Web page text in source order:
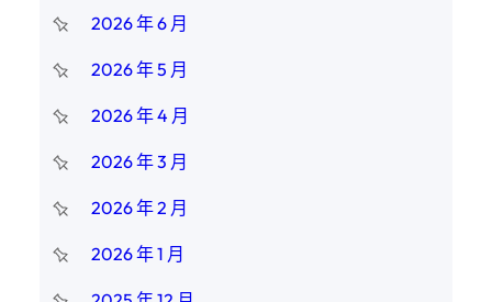
2026 年 6 月
2026 年 5 月
2026 年 4 月
2026 年 3 月
2026 年 2 月
2026 年 1 月